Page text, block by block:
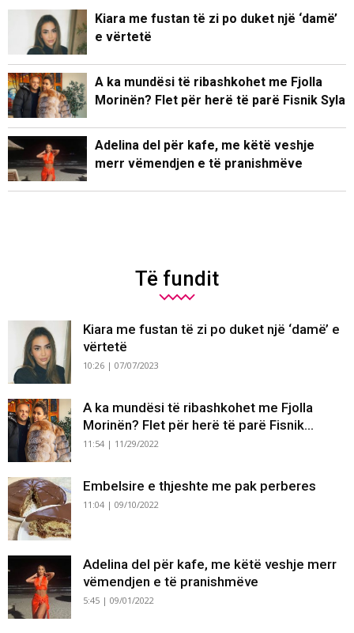
Kiara me fustan të zi po duket një ‘damë’
e vërtetë
A ka mundësi të ribashkohet me Fjolla
Morinën? Flet për herë të parë Fisnik Syla
Adelina del për kafe, me këtë veshje
merr vëmendjen e të pranishmëve
Të fundit
Kiara me fustan të zi po duket një ‘damë’ e
vërtetë
10:26 | 07/07/2023
A ka mundësi të ribashkohet me Fjolla
Morinën? Flet për herë të parë Fisnik...
11:54 | 11/29/2022
Embelsire e thjeshte me pak perberes
11:04 | 09/10/2022
Adelina del për kafe, me këtë veshje merr
vëmendjen e të pranishmëve
5:45 | 09/01/2022